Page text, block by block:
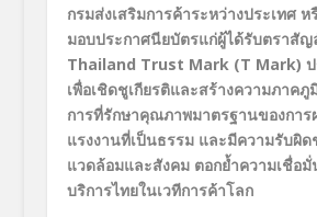
กรมส่งเสริมการค้าระหว่างประเทศ ห
มอบประกาศนียบัตรแก่ผู้ได้รับตราสั
Thailand Trust Mark (T Mark)
เพื่อเชิดชูเกียรติและสร้างความภาคภู
การที่รักษาคุณภาพมาตรฐานของการ
แรงงานที่เป็นธรรม และมีความรับผิ
แวดล้อมและสังคม ตอกย้ำความเชื่อ
บริการไทยในเวทีการค้าโลก